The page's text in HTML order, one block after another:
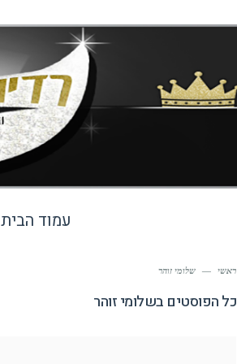
עמוד הבית
ראשי — שלומי זוהר
כל הפוסטים בשלומי זוהר